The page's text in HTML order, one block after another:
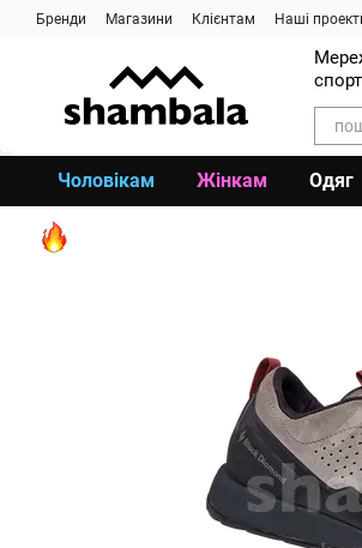
Перейти до основного контенту
Бренди Магазини Клієнтам Наші
Чоловікам Жінкам Одяг